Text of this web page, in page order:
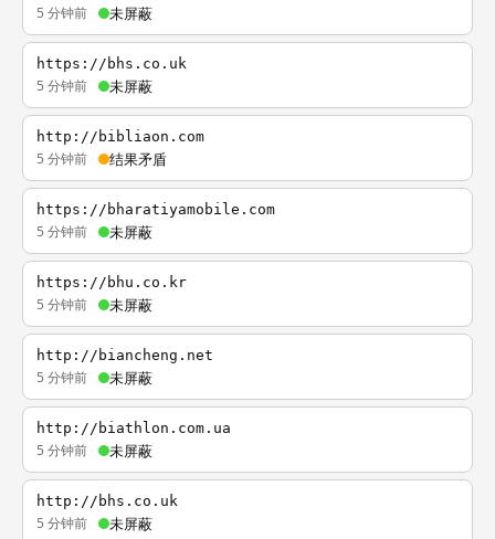
5 分钟前 未屏蔽
https://bhs.co.uk
5 分钟前 未屏蔽
http://bibliaon.com
5 分钟前 结果矛盾
https://bharatiyamobile.com
5 分钟前 未屏蔽
https://bhu.co.kr
5 分钟前 未屏蔽
http://biancheng.net
5 分钟前 未屏蔽
http://biathlon.com.ua
5 分钟前 未屏蔽
http://bhs.co.uk
5 分钟前 未屏蔽